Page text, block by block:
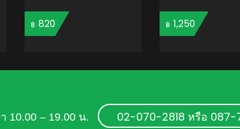
฿ 820 ฿ 1,250
10.00 – 19.00 น. 02-070-2818 หรือ